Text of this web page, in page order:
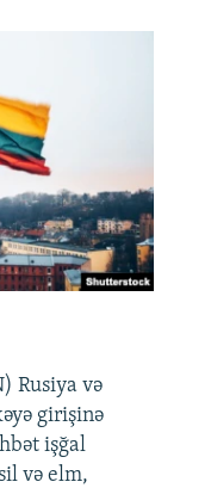
Rusiya və
girişinə
işğal
və elm,